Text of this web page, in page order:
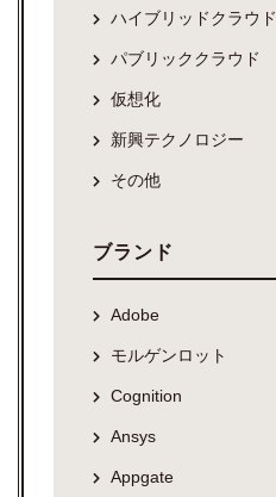
ハイブリッドクラウド
パブリッククラウド
仮想化
新興テクノロジー
その他
ブランド
Adobe
モルゲンロット
Cognition
Ansys
Appgate